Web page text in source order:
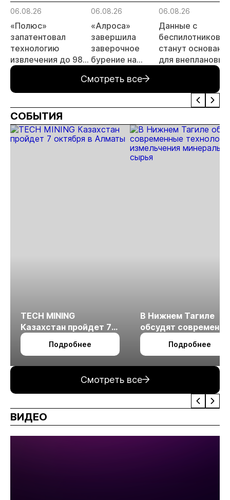
06.08.26
«Полюс»
запатентовал
технологию
извлечения до 98%
золота из
металлургического
шлака
06.08.26
«Алроса»
завершила
заверочное
бурение на
месторождении
Дегдекан
06.08.26
Данные с
беспилотников
станут
для внеплановых
Смотреть все
СОБЫТИЯ
TECH MINING
Казахстан пройдет 7
октября в Алматы
Подробнее
В Нижнем Тагиле
обсудят
технологии
измельчения
Подробнее
Смотреть все
ВИДЕО